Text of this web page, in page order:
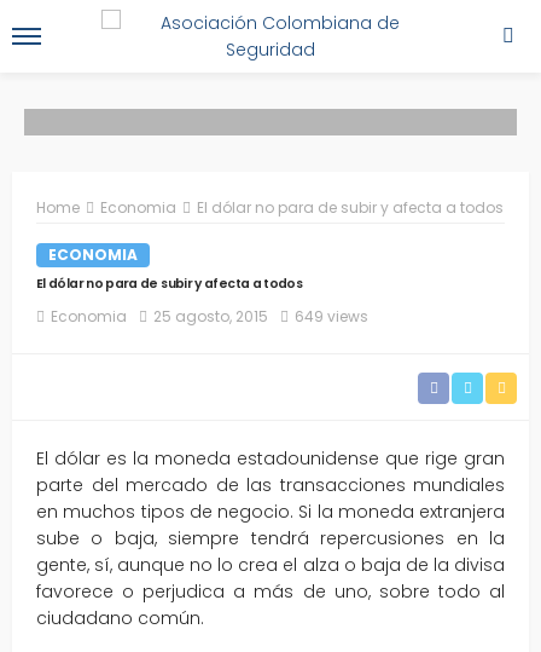
Home Economia El dólar no para de subir y afecta a todos
ECONOMIA
El dólar no para de subir y afecta a todos
Economia 25 agosto, 2015 649 views
El dólar es la moneda estadounidense que rige gran
parte del mercado de las transacciones mundiales
en muchos tipos de negocio. Si la moneda extranjera
sube o baja, siempre tendrá repercusiones en la
gente, sí, aunque no lo crea el alza o baja de la divisa
favorece o perjudica a más de uno, sobre todo al
ciudadano común.